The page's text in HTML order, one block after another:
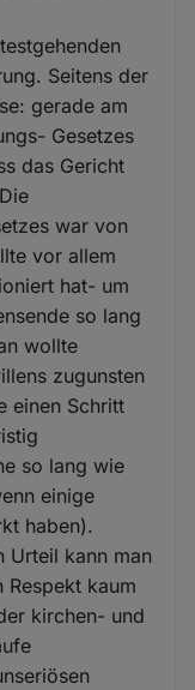
Seitens der
gerade am
Gesetzes
das Gericht
war von
vor allem
hat- um
so lang
wollte
zugunsten
einen Schritt
so lang wie
einige
haben).
Urteil kann man
kaum
kirchen- und